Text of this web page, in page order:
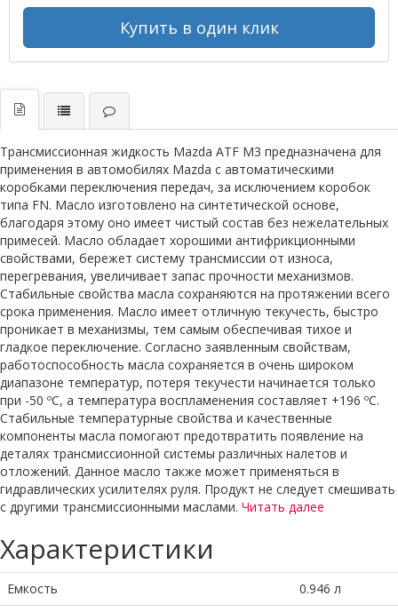
Купить в один клик
Трансмиссионная жидкость Mazda ATF M3 предназначена для
применения в автомобилях Mazda с автоматическими
коробками переключения передач, за исключением коробок
типа FN. Масло изготовлено на синтетической основе,
благодаря этому оно имеет чистый состав без нежелательных
примесей. Масло обладает хорошими антифрикционными
свойствами, бережет систему трансмиссии от износа,
перегревания, увеличивает запас прочности механизмов.
Стабильные свойства масла сохраняются на протяжении всего
срока применения. Масло имеет отличную текучесть, быстро
проникает в механизмы, тем самым обеспечивая тихое и
гладкое переключение. Согласно заявленным свойствам,
работоспособность масла сохраняется в очень широком
диапазоне температур, потеря текучести начинается только
при -50 ºС, а температура воспламенения составляет +196 ºС.
Стабильные температурные свойства и качественные
компоненты масла помогают предотвратить появление на
деталях трансмиссионной системы различных налетов и
отложений. Данное масло также может применяться в
гидравлических усилителях руля. Продукт не следует смешивать
с другими трансмиссионными маслами. Читать далее
Характеристики
Емкость
0.946 л